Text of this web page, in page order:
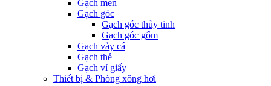
Gạch men
Gạch góc
Gạch góc thủy tinh
Gạch góc gốm
Gạch vảy cá
Gạch thẻ
Gạch vỉ giấy
Thiết bị & Phòng xông hơi